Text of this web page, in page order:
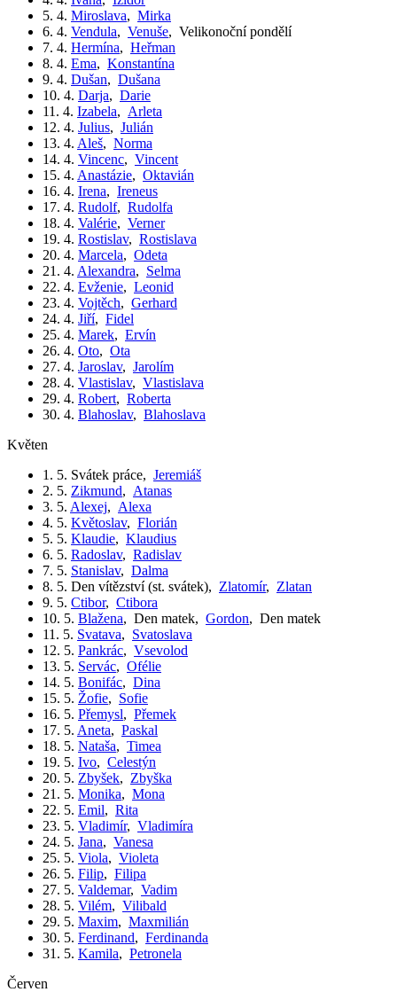
5. 4. Miroslava, Mirka
6. 4. Vendula, Venuše, Velikonoční pondělí
7. 4. Hermína, Heřman
8. 4. Ema, Konstantína
9. 4. Dušan, Dušana
10. 4. Darja, Darie
11. 4. Izabela, Arleta
12. 4. Julius, Julián
13. 4. Aleš, Norma
14. 4. Vincenc, Vincent
15. 4. Anastázie, Oktavián
16. 4. Irena, Ireneus
17. 4. Rudolf, Rudolfa
18. 4. Valérie, Verner
19. 4. Rostislav, Rostislava
20. 4. Marcela, Odeta
21. 4. Alexandra, Selma
22. 4. Evženie, Leonid
23. 4. Vojtěch, Gerhard
24. 4. Jiří, Fidel
25. 4. Marek, Ervín
26. 4. Oto, Ota
27. 4. Jaroslav, Jarolím
28. 4. Vlastislav, Vlastislava
29. 4. Robert, Roberta
30. 4. Blahoslav, Blahoslava
květen
1. 5. Svátek práce, Jeremiáš
2. 5. Zikmund, Atanas
3. 5. Alexej, Alexa
4. 5. Květoslav, Florián
5. 5. Klaudie, Klaudius
6. 5. Radoslav, Radislav
7. 5. Stanislav, Dalma
8. 5. Den vítězství (st. svátek), Zlatomír, Zlatan
9. 5. Ctibor, Ctibora
10. 5. Blažena, Den matek, Gordon, Den matek
11. 5. Svatava, Svatoslava
12. 5. Pankrác, Vsevolod
13. 5. Servác, Ofélie
14. 5. Bonifác, Dina
15. 5. Žofie, Sofie
16. 5. Přemysl, Přemek
17. 5. Aneta, Paskal
18. 5. Nataša, Timea
19. 5. Ivo, Celestýn
20. 5. Zbyšek, Zbyška
21. 5. Monika, Mona
22. 5. Emil, Rita
23. 5. Vladimír, Vladimíra
24. 5. Jana, Vanesa
25. 5. Viola, Violeta
26. 5. Filip, Filipa
27. 5. Valdemar, Vadim
28. 5. Vilém, Vilibald
29. 5. Maxim, Maxmilián
30. 5. Ferdinand, Ferdinanda
31. 5. Kamila, Petronela
červen